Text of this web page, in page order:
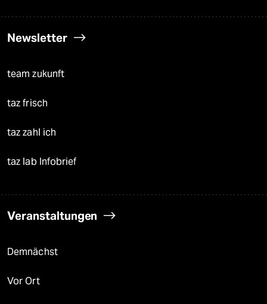
Newsletter
team zukunft
taz frisch
taz zahl ich
taz lab Infobrief
Veranstaltungen
Demnächst
Vor Ort